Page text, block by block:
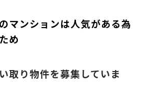
マンションは人気がある為
め
取り物件を募集していま